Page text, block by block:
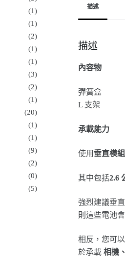
描述
描述
內容物
彈簧盒
L 支架
承載能力
使用 垂直模
其中包括2.6
強烈建議垂
則這些電池
相反，您可
於承載 相機
(1)
(1)
(2)
(1)
(1)
(3)
(2)
(1)
(20)
(1)
(1)
(9)
(2)
(0)
(5)